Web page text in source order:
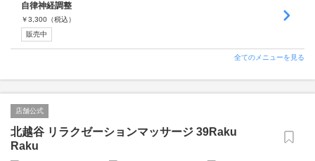
自律神経調整
￥3,300 （税込）
販売中
全てのメニューを見る
店舗公式
北越谷 リラクゼーションマッサージ 39Raku
Raku